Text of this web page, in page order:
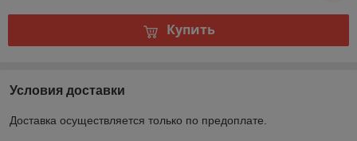
Купить
Условия доставки
Доставка осуществляется только по предоплате.